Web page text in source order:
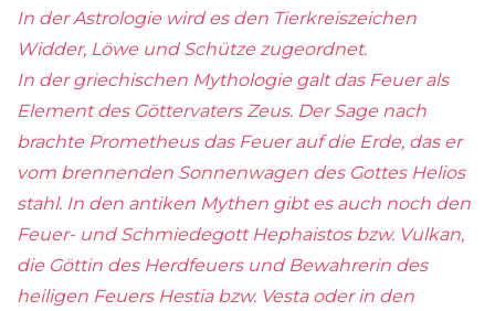
In der Astrologie wird es den Tierkreiszeichen
Widder, Löwe und Schütze zugeordnet.
In der griechischen Mythologie galt das Feuer als
Element des Göttervaters Zeus. Der Sage nach
brachte Prometheus das Feuer auf die Erde, das er
vom brennenden Sonnenwagen des Gottes Helios
stahl. In den antiken Mythen gibt es auch noch den
Feuer- und Schmiedegott Hephaistos bzw. Vulkan,
die Göttin des Herdfeuers und Bewahrerin des
heiligen Feuers Hestia bzw. Vesta oder in den